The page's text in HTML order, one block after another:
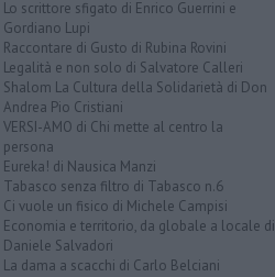
Lo scrittore sfigato di Enrico Guerrini e
Gordiano Lupi
Raccontare di Gusto di Rubina Rovini
Legalità e non solo di Salvatore Calleri
Shalom La Cultura della Solidarietà di Don
Andrea Pio Cristiani
VERSI-AMO di Chi mette al centro la
persona
Eureka! di Nausica Manzi
Tabasco senza filtro di Tabasco n.6
Ci vuole un fisico di Michele Campisi
Economia e territorio, da globale a locale di
Daniele Salvadori
La dama a scacchi di Carlo Belciani